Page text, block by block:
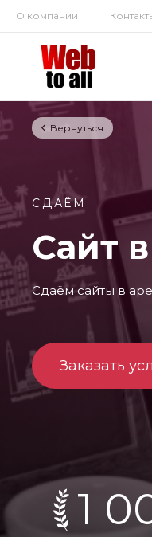
О компании
Вернуться
СДАЁМ
Сайт
Сдаём сайты в
Заказать
1